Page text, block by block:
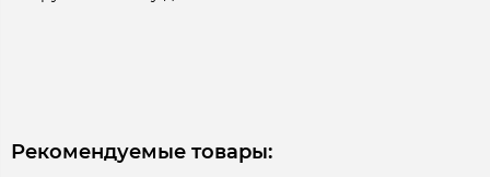
Рекомендуемые товары: